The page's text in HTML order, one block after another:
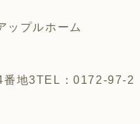
ップルホーム
番地3TEL：0172-97-2